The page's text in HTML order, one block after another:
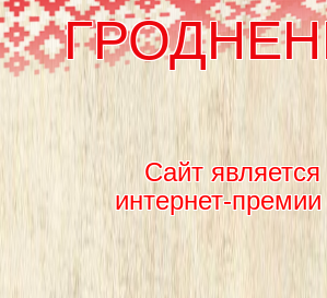
Сайт
интернет-